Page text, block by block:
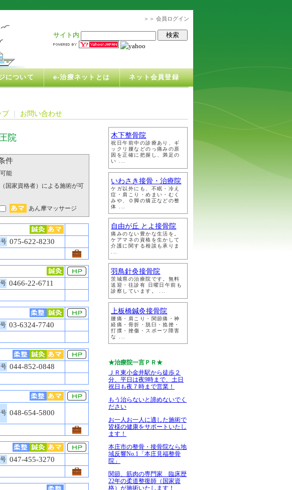
＞＞ 会員ログイン
サイト内
について e-治療ネットとは ネット会員登録
プ｜ お問い合わせ
木下整骨院
祝日午前中の診療あり、ギ
ックリ腰などのっ痛みの原
因を正確に把握し、満足の
い ...
いわさき接骨・治療院
ケガ以外にも、不眠・冷え
症・肩こり・めまい・むく
みや、Ｏ脚の矯正などの整
体 ...
自由が丘 とよ接骨院
痛みのない豊かな生活を。
ケアマネの資格を生かして
介護に関する相談も承りま
羽鳥針灸接骨院
茨城県の治療院です。無料
送迎・往診有 日曜日午前も
診察しています。 ...
上板橋鍼灸接骨院
腰痛・肩こり・関節痛・神
経痛・骨折・脱臼・捻挫・
打撲・挫傷・スポーツ障害
な ...
★治療院一言ＰＲ★
ＪＲ東小金井駅から徒歩２
分、平日は夜9時まで、土日
祝日も夜７時まで営業！
もう治らないと諦めないでく
ださい
お一人お一人に適した施術で
皆様の健康をサポートいたし
ます！
本庄市の整骨・接骨院なら地
域反響No.1「本庄見福整骨
院」
関節、筋肉の専門家 臨床歴
22年の柔道整復師（国家資
格）が施術いたします！
院
件
能
国家資格者）による施術が可
あん摩マッサージ
075-622-8230
0466-22-6711
03-6324-7740
044-852-0848
048-654-5800
047-455-3270